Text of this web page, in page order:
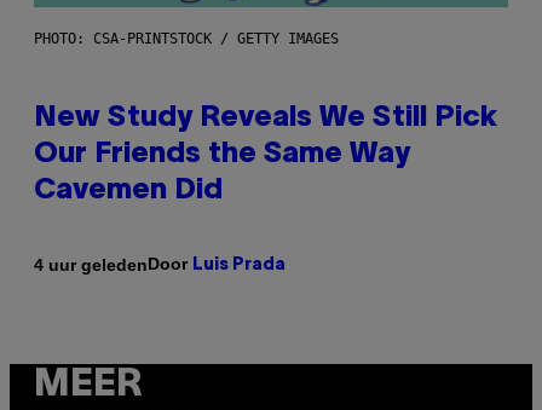
PHOTO: CSA-PRINTSTOCK / GETTY IMAGES
New Study Reveals We Still Pick
Our Friends the Same Way
Cavemen Did
4 uur geledenDoor Luis Prada
MEER